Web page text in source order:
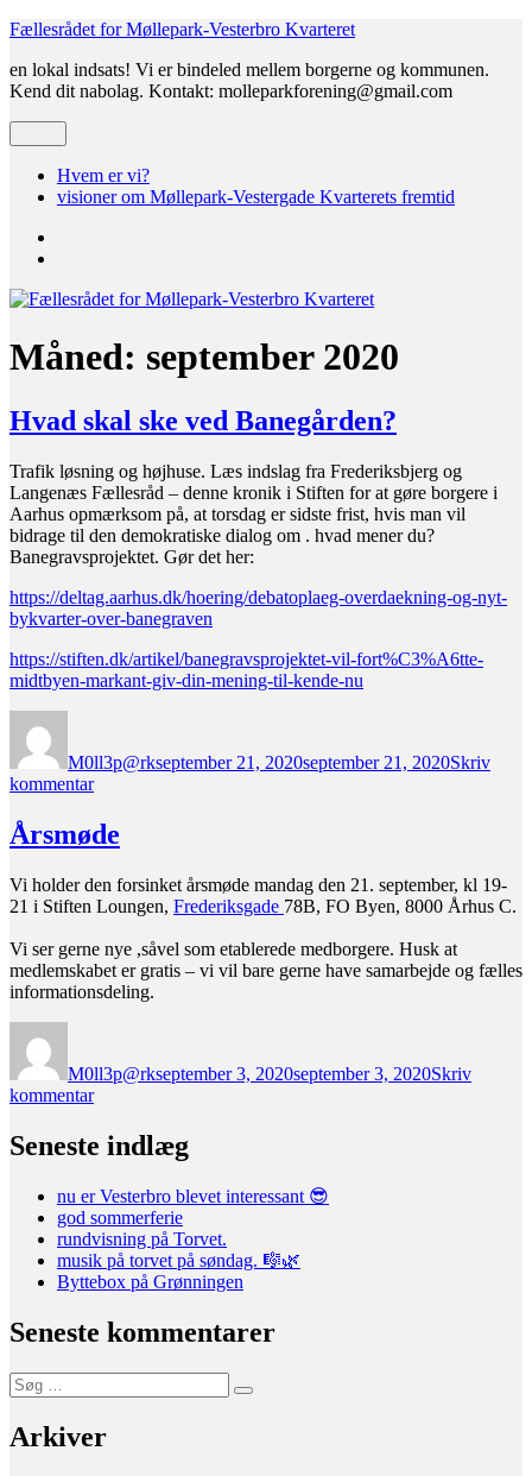
Videre
indhold
Fællesrådet for Møllepark-Vesterbro Kvarteret
en lokal indsats! Vi er bindeled mellem borgerne og kommunen.
Kend dit nabolag. Kontakt: molleparkforening@gmail.com
Hvem er vi?
visioner om Møllepark-Vestergade Kvarterets fremtid
Møllepark-
Kvarterets
fremtid
Måned: september 2020
Hvad skal ske ved Banegården?
Trafik løsning og højhuse. Læs indslag fra Frederiksbjerg og
Langenæs Fællesråd – denne kronik i Stiften for at gøre borgere i
Aarhus opmærksom på, at torsdag er sidste frist, hvis man vil
bidrage til den demokratiske dialog om . hvad mener du?
Banegravsprojektet. Gør det her:
https://deltag.aarhus.dk/hoering/debatoplaeg-overdaekning-og-nyt-
bykvarter-over-banegraven
https://stiften.dk/artikel/banegravsprojektet-vil-fort%C3%A6tte-
midtbyen-markant-giv-din-mening-til-kende-nu
M0ll3p@rkseptember 21, 2020september 21, 2020Skriv
kommentartil
skal
ske
Banegården?
Årsmøde
Vi holder den forsinket årsmøde mandag den 21. september, kl 19-
21 i Stiften Loungen, Frederiksgade 78B, FO Byen, 8000 Århus C.
Vi ser gerne nye ,såvel som etablerede medborgere. Husk at
medlemskabet er gratis – vi vil bare gerne have samarbejde og fælles
informationsdeling.
M0ll3p@rkseptember 3, 2020september 3, 2020Skriv
kommentartil
Seneste indlæg
nu er Vesterbro blevet interessant 😎
god sommerferie
rundvisning på Torvet.
musik på torvet på søndag. 🎼🌿
Byttebox på Grønningen
Seneste kommentarer
Søg
efter:
Søg
Arkiver